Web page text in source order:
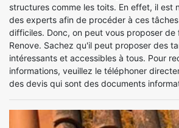
structures comme les toits. En effet, il est
des experts afin de procéder à ces
difficiles. Donc, on peut vous proposer de
Renove. Sachez qu'il peut proposer des
intéressants et accessibles à tous. Pour
informations, veuillez le téléphoner
des devis qui sont des documents